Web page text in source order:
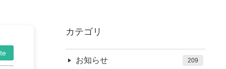
カテゴリ
お知らせ 209